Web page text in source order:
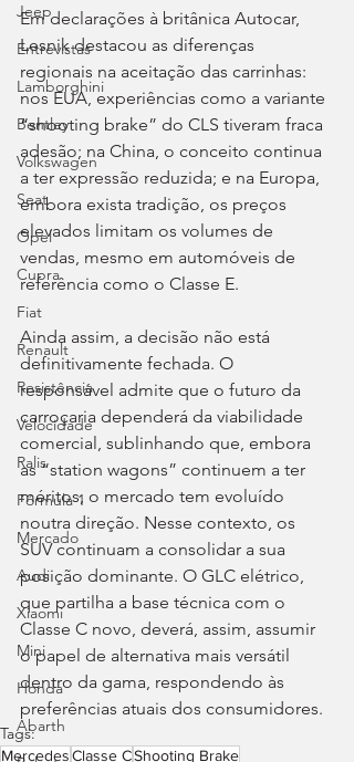
Jeep
Entrevistas
Lamborghini
Bentley
Volkswagen
Seat
Opel
Cupra
Fiat
Renault
Resistência
Velocidade
Ralis
Fórmula 1
Mercado
Audi
Xiaomi
Mini
Honda
Abarth
Em declarações à britânica Autocar,
Lesnik destacou as diferenças
regionais na aceitação das carrinhas:
nos EUA, experiências como a variante
“shooting brake” do CLS tiveram fraca
adesão; na China, o conceito continua
a ter expressão reduzida; e na Europa,
embora exista tradição, os preços
elevados limitam os volumes de
vendas, mesmo em automóveis de
referência como o Classe E.
Ainda assim, a decisão não está
definitivamente fechada. O
responsável admite que o futuro da
carroçaria dependerá da viabilidade
comercial, sublinhando que, embora
as “station wagons” continuem a ter
méritos, o mercado tem evoluído
noutra direção. Nesse contexto, os
SUV continuam a consolidar a sua
posição dominante. O GLC elétrico,
que partilha a base técnica com o
Classe C novo, deverá, assim, assumir
o papel de alternativa mais versátil
dentro da gama, respondendo às
preferências atuais dos consumidores.
Tags:
MercedesClasse CShooting Brake